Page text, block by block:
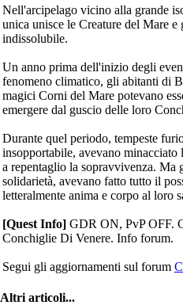
Nell'arcipelago vicino alla grande
unica unisce le Creature del Mare
indissolubile.
Un anno prima dell'inizio degli
fenomeno climatico, gli abitanti di
magici Corni del Mare potevano
emergere dal guscio delle loro
Durante quel periodo, tempeste
insopportabile, avevano
a repentaglio la sopravvivenza.
solidarietà, avevano fatto tutto il
letteralmente anima e corpo al loro
[Quest Info] GDR ON, PvP OFF.
Conchiglie Di Venere. Info forum.
Segui gli aggiornamenti sul forum
Altri articoli...